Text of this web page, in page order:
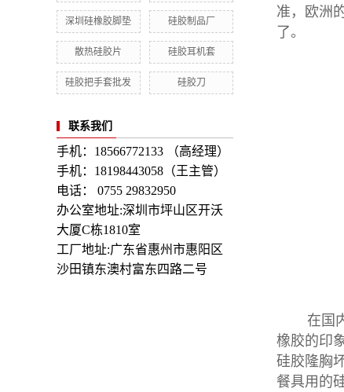
深圳硅橡胶脚垫 硅胶制品厂
散热硅胶片 硅胶耳机套
硅胶把手套批发 硅胶刀
联系我们
手机：18566772133 （高经理）
手机：18198443058（王主管）
电话： 0755 29832950
办公室地址:深圳市坪山区开沃
大厦C栋1810室
工厂地址:广东省惠州市惠阳区
沙田镇东澳村富东四路二号
准，欧洲
了。
在国
橡胶的印
硅胶隆胸
餐具用的